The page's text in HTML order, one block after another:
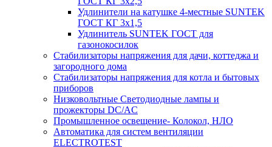
Удлинители на катушке 4-местные SUNTEK
ГОСТ КГ 3х1,5
Удлинитель SUNTEK ГОСТ для
газонокосилок
Стабилизаторы напряжения для дачи, коттеджа и
загородного дома
Стабилизаторы напряжения для котла и бытовых
приборов
Низковольтные Светодиодные лампы и
прожекторы DC/AC
Промышленное освещение- Колокол, НЛО
Автоматика для систем вентиляции
ELECTROTEST